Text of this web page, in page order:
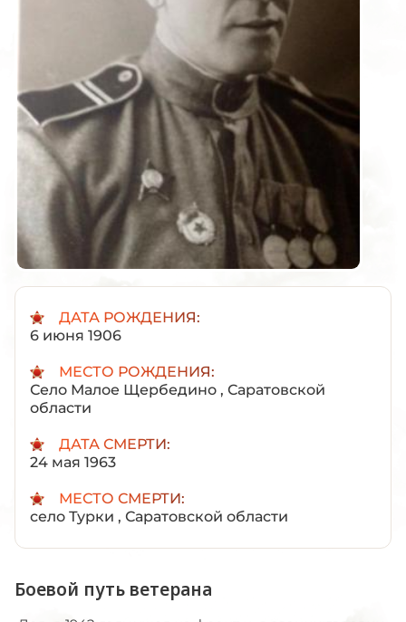
ДАТА РОЖДЕНИЯ:
6 июня 1906
МЕСТО РОЖДЕНИЯ:
Село Малое Щербедино , Саратовской
области
ДАТА СМЕРТИ:
24 мая 1963
МЕСТО СМЕРТИ:
село Турки , Саратовской области
Боевой путь ветерана